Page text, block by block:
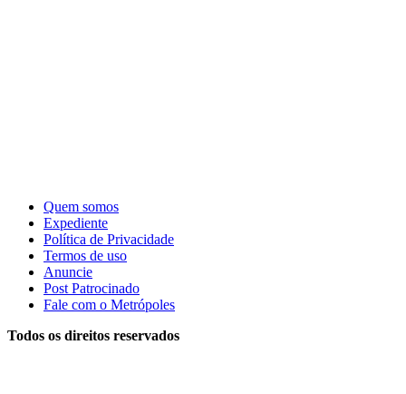
Quem somos
Expediente
Política de Privacidade
Termos de uso
Anuncie
Post Patrocinado
Fale com o Metrópoles
Todos os direitos reservados